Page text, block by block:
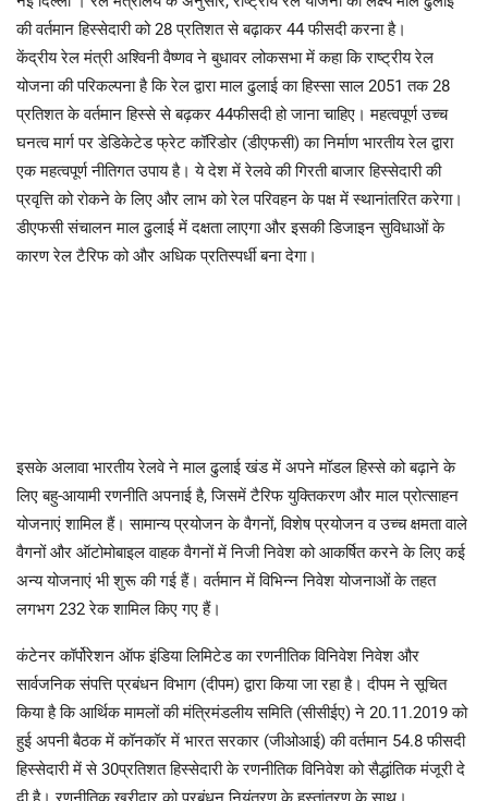
की वर्तमान हिस्सेदारी को 28 प्रतिशत से बढ़ाकर 44 फीसदी करना है।
केंद्रीय रेल मंत्री अश्विनी वैष्णव ने बुधावर लोकसभा में कहा कि राष्ट्रीय रेल
योजना की परिकल्पना है कि रेल द्वारा माल ढुलाई का हिस्सा साल 2051 तक 28
प्रतिशत के वर्तमान हिस्से से बढ़कर 44फीसदी हो जाना चाहिए। महत्वपूर्ण उच्च
घनत्व मार्ग पर डेडिकेटेड फ्रेट कॉरिडोर (डीएफसी) का निर्माण भारतीय रेल द्वारा
एक महत्वपूर्ण नीतिगत उपाय है। ये देश में रेलवे की गिरती बाजार हिस्सेदारी की
प्रवृत्ति को रोकने के लिए और लाभ को रेल परिवहन के पक्ष में स्थानांतरित करेगा।
डीएफसी संचालन माल ढुलाई में दक्षता लाएगा और इसकी डिजाइन सुविधाओं के
कारण रेल टैरिफ को और अधिक प्रतिस्पर्धी बना देगा।
इसके अलावा भारतीय रेलवे ने माल ढुलाई खंड में अपने मॉडल हिस्से को बढ़ाने के
लिए बहु-आयामी रणनीति अपनाई है, जिसमें टैरिफ युक्तिकरण और माल प्रोत्साहन
योजनाएं शामिल हैं। सामान्य प्रयोजन के वैगनों, विशेष प्रयोजन व उच्च क्षमता वाले
वैगनों और ऑटोमोबाइल वाहक वैगनों में निजी निवेश को आकर्षित करने के लिए कई
अन्य योजनाएं भी शुरू की गई हैं। वर्तमान में विभिन्न निवेश योजनाओं के तहत
लगभग 232 रेक शामिल किए गए हैं।
कंटेनर कॉर्पोरेशन ऑफ इंडिया लिमिटेड का रणनीतिक विनिवेश निवेश और
सार्वजनिक संपत्ति प्रबंधन विभाग (दीपम) द्वारा किया जा रहा है। दीपम ने सूचित
किया है कि आर्थिक मामलों की मंत्रिमंडलीय समिति (सीसीईए) ने 20.11.2019 को
हुई अपनी बैठक में कॉनकॉर में भारत सरकार (जीओआई) की वर्तमान 54.8 फीसदी
हिस्सेदारी में से 30प्रतिशत हिस्सेदारी के रणनीतिक विनिवेश को सैद्धांतिक मंजूरी दे